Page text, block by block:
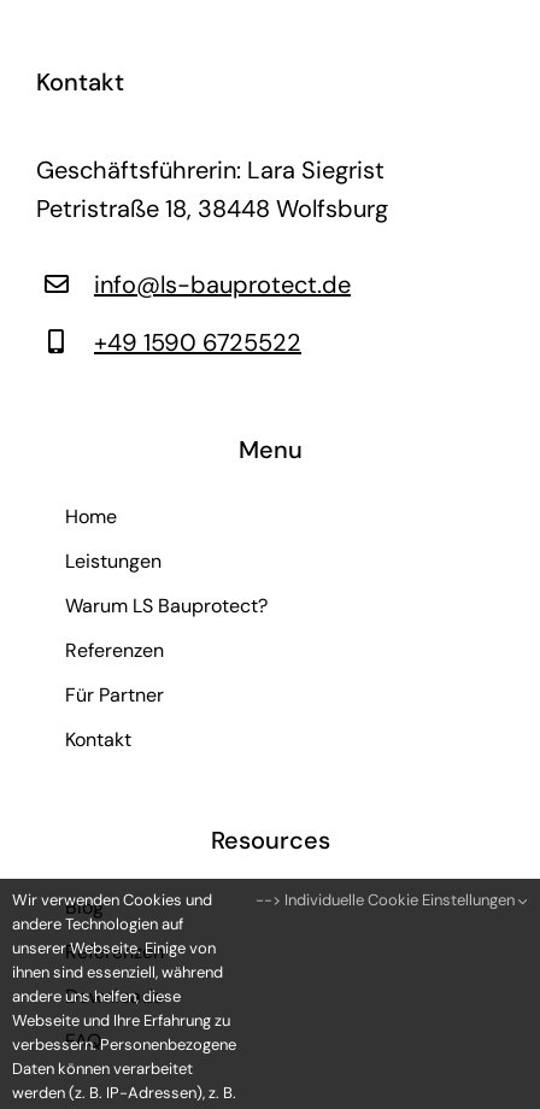
Kontakt
Geschäftsführerin: Lara Siegrist
Petristraße 18, 38448 Wolfsburg
info@ls-bauprotect.de
+49 1590 6725522
Menu
Home
Leistungen
Warum LS Bauprotect?
Referenzen
Für Partner
Kontakt
Resources
Blog
Referenzen
Downloads
FAQ
Wir verwenden Cookies und
andere Technologien auf
unserer Webseite. Einige von
ihnen sind essenziell, während
andere uns helfen, diese
Webseite und Ihre Erfahrung zu
verbessern. Personenbezogene
Daten können verarbeitet
werden (z. B. IP-Adressen), z. B.
--> Individuelle Cookie Einstellungen